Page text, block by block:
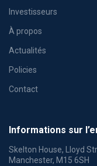
Investisseurs
À propos
Actualités
Policies
Contact
Informations sur
Skelton House, Lloyd
Manchester, M15 6SH